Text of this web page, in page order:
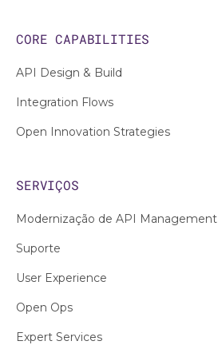
CORE CAPABILITIES
API Design & Build
Integration Flows
Open Innovation Strategies
SERVIÇOS
Modernização de API Management
Suporte
User Experience
Open Ops
Expert Services